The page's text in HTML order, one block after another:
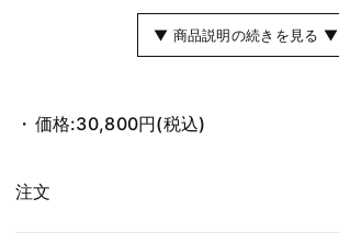
▼ 商品説明の続きを見る ▼
価格:30,800円(税込)
注文